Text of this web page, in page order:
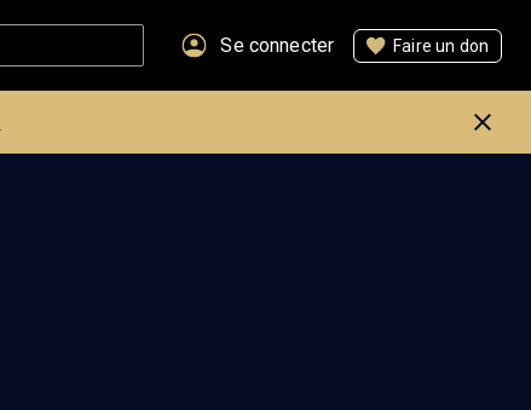
Se connecter Faire un don